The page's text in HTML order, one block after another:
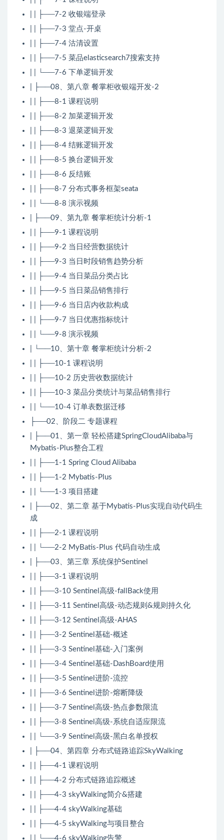
| | ├──7-2 收银端登录
| | ├──7-3 堂点-开桌
| | ├──7-4 沽清设置
| | ├──7-5 菜品elasticsearch7搜索支持
| | └──7-6 下单逻辑开发
| ├──08、第八章 餐掌柜收银端开发-2
| | ├──8-1 课程说明
| | ├──8-2 加菜逻辑开发
| | ├──8-3 退菜逻辑开发
| | ├──8-4 结账逻辑开发
| | ├──8-5 换台逻辑开发
| | ├──8-6 反结账
| | ├──8-7 分布式事务框架seata
| | └──8-8 演示视频
| ├──09、第九章 餐掌柜统计分析-1
| | ├──9-1 课程说明
| | ├──9-2 当日经营数据统计
| | ├──9-3 当日时段销售趋势分析
| | ├──9-4 当日菜品分类占比
| | ├──9-5 当日菜品销售排行
| | ├──9-6 当日店内收款构成
| | ├──9-7 当日优惠指标统计
| | └──9-8 演示视频
| └──10、第十章 餐掌柜统计分析-2
| | ├──10-1 课程说明
| | ├──10-2 历史营收数据统计
| | ├──10-3 菜品分类统计与菜品销售排行
| | └──10-4 订单表数据迁移
├──02、阶段二 专题课程
| ├──01、第一章 轻松搭建SpringCloudAlibaba与
Mybatis-Plus整合工程
| | ├──1-1 Spring Cloud Alibaba
| | ├──1-2 Mybatis-Plus
| | └──1-3 项目搭建
| ├──02、第二章 基于Mybatis-Plus实现自动代码生
成
| | ├──2-1 课程说明
| | └──2-2 MyBatis-Plus 代码自动生成
| ├──03、第三章 系统保护Sentinel
| | ├──3-1 课程说明
| | ├──3-10 Sentinel高级-fallBack使用
| | ├──3-11 Sentinel高级-动态规则&规则持久化
| | ├──3-12 Sentinel高级-AHAS
| | ├──3-2 Sentinel基础-概述
| | ├──3-3 Sentinel基础-入门案例
| | ├──3-4 Sentinel基础-DashBoard使用
| | ├──3-5 Sentinel进阶-流控
| | ├──3-6 Sentinel进阶-熔断降级
| | ├──3-7 Sentinel高级-热点参数限流
| | ├──3-8 Sentinel高级-系统自适应限流
| | └──3-9 Sentinel高级-黑白名单授权
| ├──04、第四章 分布式链路追踪SkyWalking
| | ├──4-1 课程说明
| | ├──4-2 分布式链路追踪概述
| | ├──4-3 skyWalking简介&搭建
| | ├──4-4 skyWalking基础
| | ├──4-5 skyWalking与项目整合
| | └──4-6 skyWalking告警